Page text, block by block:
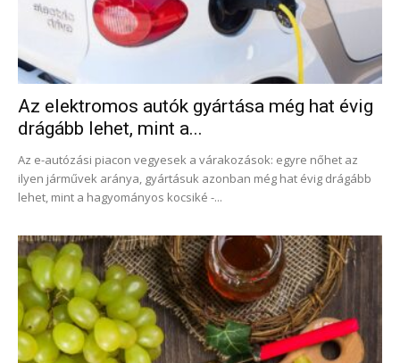
Az elektromos autók gyártása még hat évig
drágább lehet, mint a...
Az e-autózási piacon vegyesek a várakozások: egyre nőhet az
ilyen járművek aránya, gyártásuk azonban még hat évig drágább
lehet, mint a hagyományos kocsiké -...